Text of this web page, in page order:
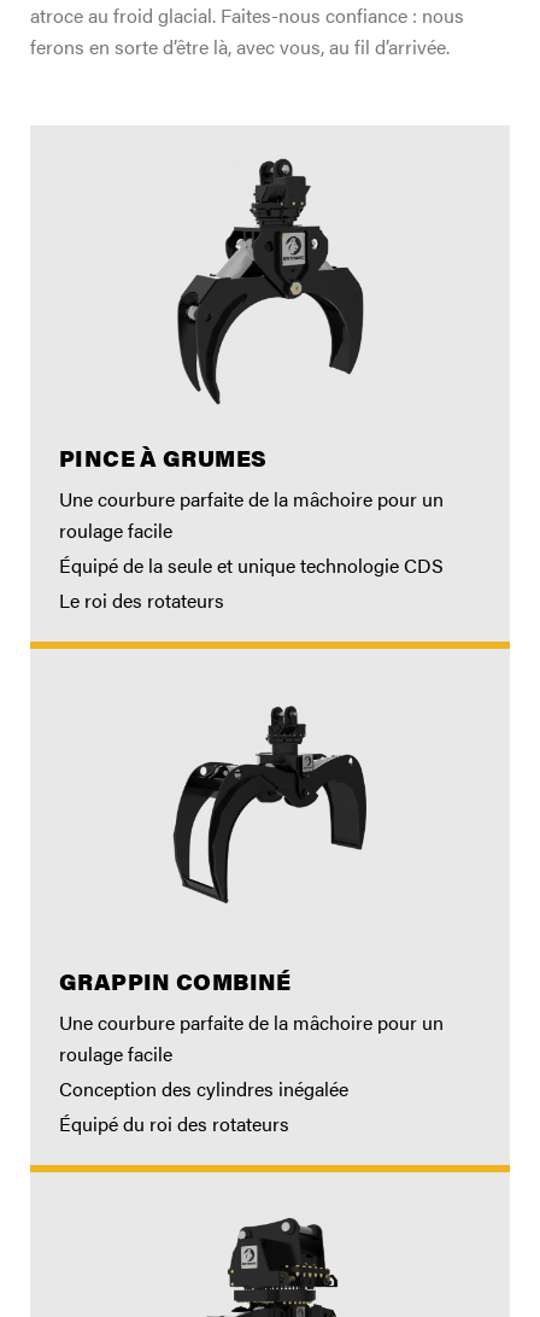
atroce au froid glacial. Faites-nous confiance : nous
ferons en sorte d’être là, avec vous, au fil d’arrivée.
PINCE À GRUMES
Une courbure parfaite de la mâchoire pour un
roulage facile
Équipé de la seule et unique technologie CDS
Le roi des rotateurs
GRAPPIN COMBINÉ
Une courbure parfaite de la mâchoire pour un
roulage facile
Conception des cylindres inégalée
Équipé du roi des rotateurs